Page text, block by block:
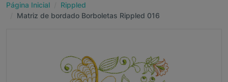
Página Inicial
Rippled
Matriz de bordado Borboletas Rippled 016